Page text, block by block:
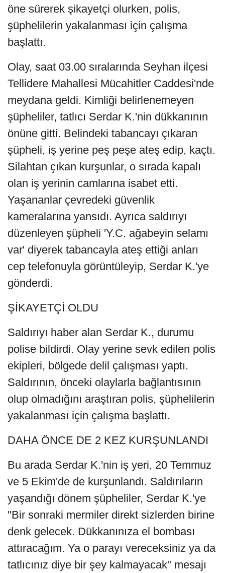
öne sürerek şikayetçi olurken, polis,
şüphelilerin yakalanması için çalışma
başlattı.
Olay, saat 03.00 sıralarında Seyhan ilçesi
Tellidere Mahallesi Mücahitler Caddesi'nde
meydana geldi. Kimliği belirlenemeyen
şüpheliler, tatlıcı Serdar K.'nin dükkanının
önüne gitti. Belindeki tabancayı çıkaran
şüpheli, iş yerine peş peşe ateş edip, kaçtı.
Silahtan çıkan kurşunlar, o sırada kapalı
olan iş yerinin camlarına isabet etti.
Yaşananlar çevredeki güvenlik
kameralarına yansıdı. Ayrıca saldırıyı
düzenleyen şüpheli 'Y.C. ağabeyin selamı
var' diyerek tabancayla ateş ettiği anları
cep telefonuyla görüntüleyip, Serdar K.'ye
gönderdi.
ŞİKAYETÇİ OLDU
Saldırıyı haber alan Serdar K., durumu
polise bildirdi. Olay yerine sevk edilen polis
ekipleri, bölgede delil çalışması yaptı.
Saldırının, önceki olaylarla bağlantısının
olup olmadığını araştıran polis, şüphelilerin
yakalanması için çalışma başlattı.
DAHA ÖNCE DE 2 KEZ KURŞUNLANDI
Bu arada Serdar K.'nin iş yeri, 20 Temmuz
ve 5 Ekim'de de kurşunlandı. Saldırıların
yaşandığı dönem şüpheliler, Serdar K.'ye
"Bir sonraki mermiler direkt sizlerden birine
denk gelecek. Dükkanınıza el bombası
attıracağım. Ya o parayı vereceksiniz ya da
tatlıcınız diye bir şey kalmayacak" mesajı